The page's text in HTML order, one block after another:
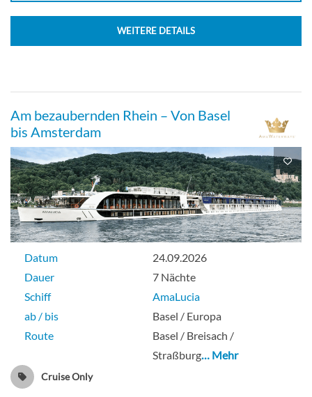
WEITERE DETAILS
Am bezaubernden Rhein – Von Basel
bis Amsterdam
Datum
24.09.2026
Dauer
7 Nächte
Schiff
AmaLucia
ab / bis
Basel / Europa
Route
Basel / Breisach /
Straßburg… Mehr
Cruise Only